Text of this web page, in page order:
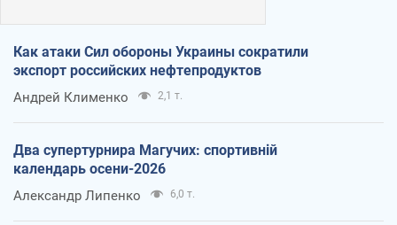
Как атаки Сил обороны Украины сократили
экспорт российских нефтепродуктов
Андрей Клименко 2,1 т.
Два супертурнира Магучих: спортивній
календарь осени-2026
Александр Липенко 6,0 т.